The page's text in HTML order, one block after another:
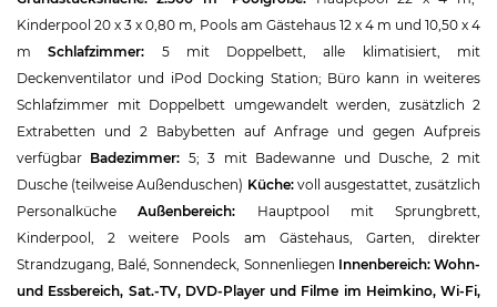
Kinderpool 20 x 3 x 0,80 m, Pools am Gästehaus 12 x 4 m und 10,50 x 4
mSchlafzimmer: 5 mit Doppelbett, alle klimatisiert, mit
Deckenventilator und iPod Docking Station; Büro kann in weiteres
Schlafzimmer mit Doppelbett umgewandelt werden, zusätzlich 2
Extrabetten und 2 Babybetten auf Anfrage und gegen Aufpreis
verfügbar Badezimmer: 5; 3 mit Badewanne und Dusche, 2 mit
Dusche (teilweise Außenduschen) Küche:voll ausgestattet, zusätzlich
PersonalkücheAußenbereich: Hauptpool mit Sprungbrett,
Kinderpool, 2 weitere Pools am Gästehaus, Garten, direkter
Strandzugang, Balé, Sonnendeck, Sonnenliegen Innenbereich:Wohn-
und Essbereich, Sat.-TV, DVD-Player und Filme im Heimkino, Wi-Fi,